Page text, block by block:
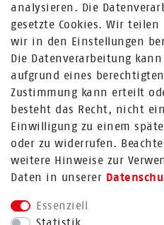
analysieren. Die
gesetzte Cookies. Wir
wir in den Einstellungen
Die Datenverarbeitung
aufgrund eines
Zustimmung kann erteilt
besteht das Recht, nicht
Einwilligung zu einem
oder zu widerrufen.
weitere Hinweise zur
Daten in unserer
Essenziell
Fragen zu Produkten:
+49 (0) 2224 / 1805 - 84
Zum Kontaktformular
Mehr über Rabenhorst ®
FOLGE UNS
Bestellung widerrufen